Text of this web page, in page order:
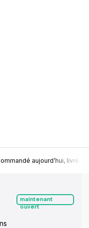
aujourd’hui, livré
maintenant
ouvert